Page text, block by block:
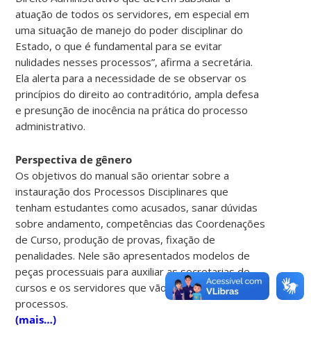
atuação de todos os servidores, em especial em
uma situação de manejo do poder disciplinar do
Estado, o que é fundamental para se evitar
nulidades nesses processos”, afirma a secretária.
Ela alerta para a necessidade de se observar os
princípios do direito ao contraditório, ampla defesa
e presunção de inocência na prática do processo
administrativo.
Perspectiva de gênero
Os objetivos do manual são orientar sobre a
instauração dos Processos Disciplinares que
tenham estudantes como acusados, sanar dúvidas
sobre andamento, competências das Coordenações
de Curso, produção de provas, fixação de
penalidades. Nele são apresentados modelos de
peças processuais para auxiliar as secretarias de
cursos e os servidores que vão conduzir os
processos.
(mais…)